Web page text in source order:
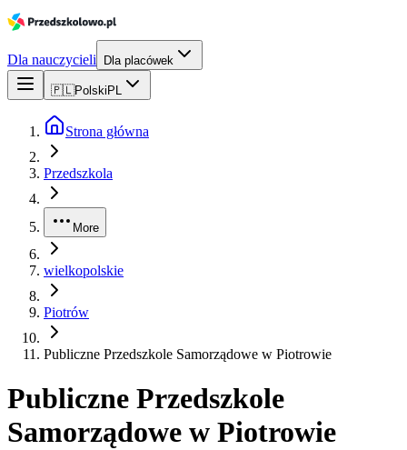
Dla nauczycieli Dla placówek
🇵🇱Polski PL
Strona główna
Przedszkola
More
wielkopolskie
Piotrów
Publiczne Przedszkole Samorządowe w Piotrowie
Publiczne Przedszkole
Samorządowe w Piotrowie